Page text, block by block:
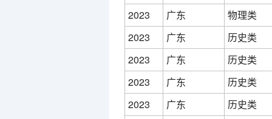
2023
广东
物理类
2023
广东
历史类
2023
广东
历史类
2023
广东
历史类
2023
广东
历史类